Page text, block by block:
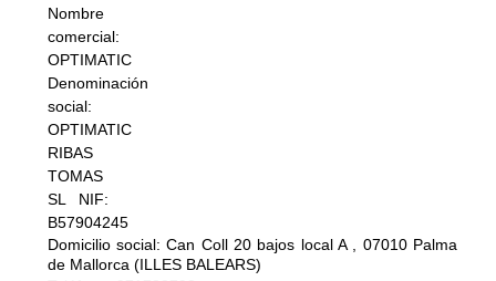
Nombre
comercial:
OPTIMATIC
Denominación
social:
OPTIMATIC
RIBAS
TOMAS
SL NIF:
B57904245
Domicilio social: Can Coll 20 bajos local A , 07010 Palma
de Mallorca (ILLES BALEARS)